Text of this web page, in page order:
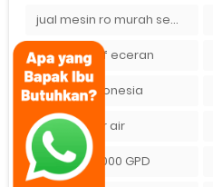
jual mesin ro murah semarang
karbon aktif eceran
Lewatit Indonesia
media filter air
Membran 1000 GPD